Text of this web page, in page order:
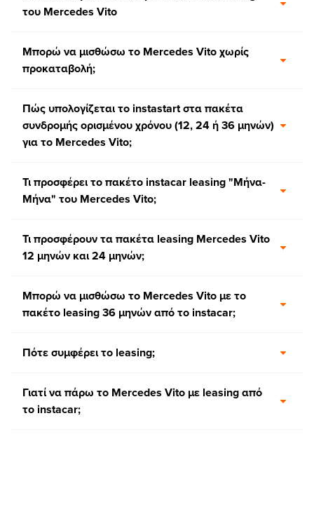
του Mercedes Vito
Μπορώ να μισθώσω το Mercedes Vito χωρίς
προκαταβολή;
Πώς υπολογίζεται το instastart στα πακέτα
συνδρομής ορισμένου χρόνου (12, 24 ή 36 μηνών)
για το Mercedes Vito;
Τι προσφέρει το πακέτο instacar leasing "Μήνα-
Μήνα" του Mercedes Vito;
Τι προσφέρουν τα πακέτα leasing Mercedes Vito
12 μηνών και 24 μηνών;
Μπορώ να μισθώσω το Mercedes Vito με το
πακέτο leasing 36 μηνών από το instacar;
Πότε συμφέρει το leasing;
Γιατί να πάρω το Mercedes Vito με leasing από
το instacar;